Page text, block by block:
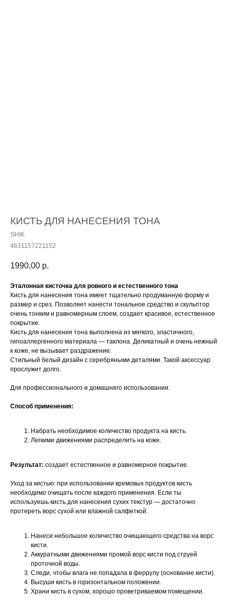
КИСТЬ ДЛЯ НАНЕСЕНИЯ ТОНА
SHIK
4631157221152
1990,00 р.
Эталонная кисточка для ровного и естественного тона
Кисть для нанесения тона имеет тщательно продуманную форму и
размер и срез. Позволяет нанести тональное средство и скульптор
очень тонким и равномерным слоем, создает красивое, естественное
покрытие.
Кисть для нанесения тона выполнена из мягкого, эластичного,
гипоаллергенного материала — таклона. Деликатный и очень нежный
к коже, не вызывает раздражение.
Стильный белый дизайн с серебряными деталями. Такой аксессуар
прослужит долго.
Для профессионального и домашнего использования.
Способ применения:
Набрать необходимое количество продукта на кисть.
Легкими движениями распределить на коже.
Результат: создает естественное и равномерное покрытие.
Уход за кистью: при использовании кремовых продуктов кисть
необходимо очищать после каждого применения. Если ты
используешь кисть для нанесения сухих текстур — достаточно
протереть ворс сухой или влажной салфеткой.
Нанеси небольшое количество очищающего средства на ворс
кисти.
Аккуратными движениями промой ворс кисти под струей
проточной воды.
Следи, чтобы влага не попадала в феррулу (основание кисти).
Высуши кисть в горизонтальном положении.
Храни кисть в сухом, хорошо проветриваемом помещении.